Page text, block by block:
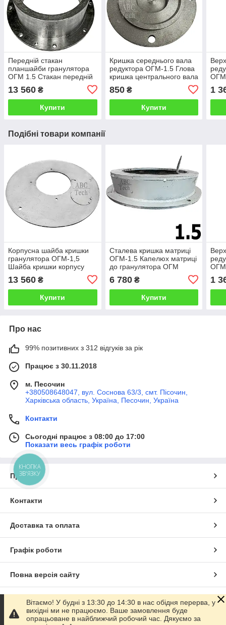
Передній стакан
планшайби гранулятора
ОГМ 1.5 Стакан передній
планшайби ОГМ Стакан
корпусу гранулятора
13 560 ₴
Купити
Кришка середнього вала
редуктора ОГМ-1.5 Глова
кришка центрального вала
гранулятора ОГМ Кришка
редуктора ОГМ
850₴
Купити
1
Подібні товари компанії
Корпусна шайба кришки
гранулятора ОГМ-1,5
Шайба кришки корпусу
Шайба преса ОГМ 1 5
13 560 ₴
Купити
Сталева кришка матриці
ОГМ-1.5 Капелюх матриці
до гранулятора ОГМ
матриці ОГМ-1,5
6 780₴
Купити
1
Про нас
99% позитивних з 312 відгуків за рік
Працює з 30.11.2018
м. Песочин
+380508648047, вул. Соснова 63/3, смт. Пісочин,
Харківська область, Україна, Песочин, Україна
Контакти
Сьогодні працює з 08:00 до 17:00
Показати весь графік роботи
Про нас
Контакти
Доставка та оплата
Графік роботи
Повна версія сайту
Сайт створено на маркетплейсі Prom.ua
Вітаємо! У будні з 13:30 до 14:30 в нас обідня перерва, у
вихідні ми не працюємо. Ваше замовлення буде
опрацьоване в найближчий робочий час. Дякуємо за
КНОПКА
ЗВ'ЯЗКУ